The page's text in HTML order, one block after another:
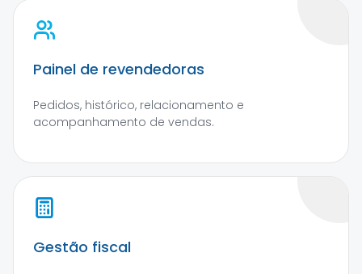
Painel de revendedoras
Pedidos, histórico, relacionamento e
acompanhamento de vendas.
Gestão fiscal